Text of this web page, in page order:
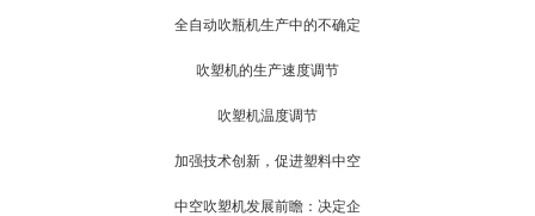
全自动吹瓶机生产中的不确定
吹塑机的生产速度调节
吹塑机温度调节
加强技术创新，促进塑料中空
中空吹塑机发展前瞻：决定企